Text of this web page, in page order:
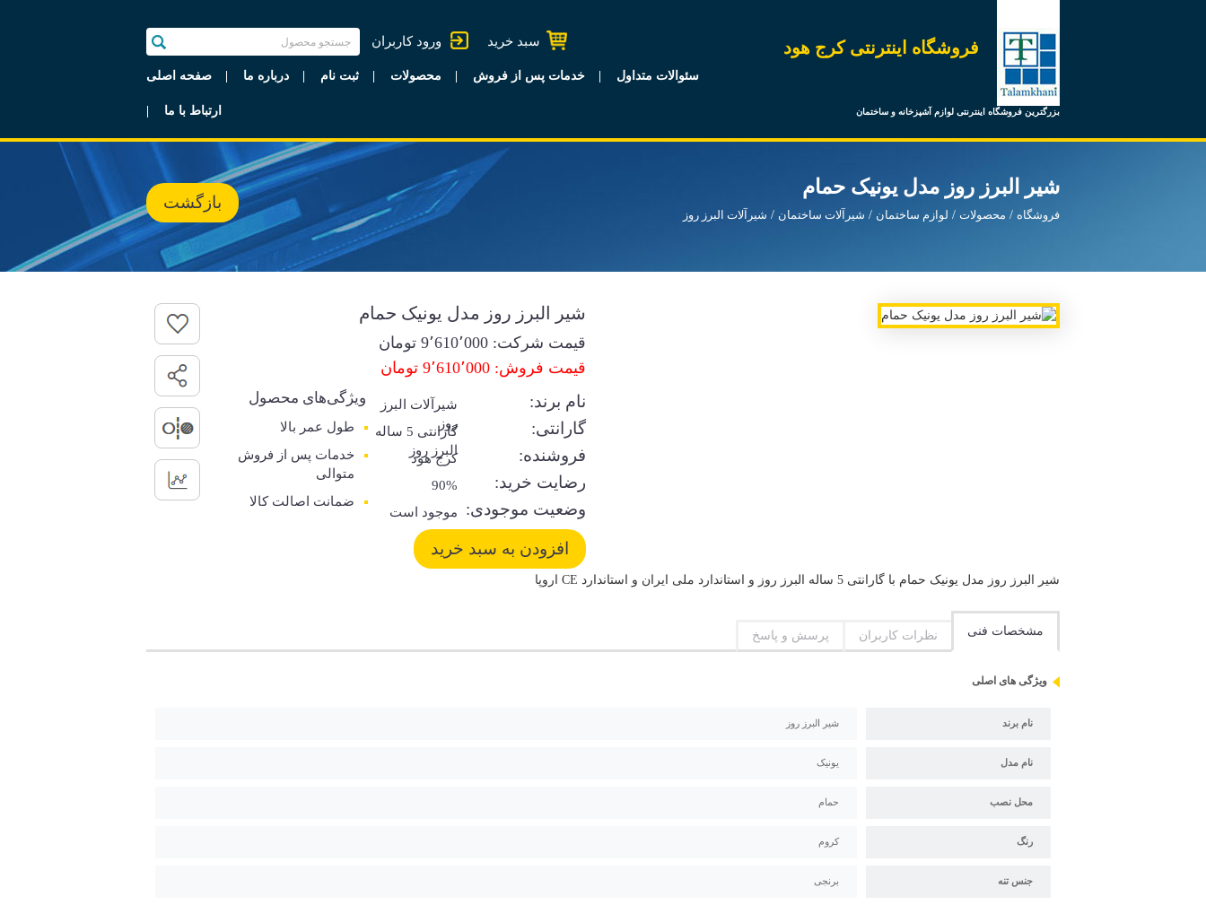
فروشگاه اینترنتی کرج هود
بزرگترین فروشگاه اینترنتی لوازم آشپزخانه و ساختمان
ورود کاربران سبد خرید
صفحه اصلی درباره ما ثبت نام محصولات خدمات پس از فروش سئوالات متداول
ارتباط با ما
شیر البرز روز مدل یونیک حمام
فروشگاه محصولات لوازم ساختمان شیرآلات ساختمان شیرآلات البرز روز
بازگشت
شیر البرز روز مدل یونیک حمام
قیمت شرکت: 9٬610٬000 تومان
قیمت فروش: 9٬610٬000 تومان
نام برند:
شیرآلات البرز
روز
گارانتی:
گارانتی 5 ساله
البرز روز
فروشنده: کرج هود
رضایت خرید: 90%
وضعیت موجودی: موجود است
ویژگی‌های محصول
طول عمر بالا
خدمات پس از فروش
متوالی
ضمانت اصالت کالا
شیر البرز روز مدل یونیک حمام با گارانتی 5 ساله البرز روز و استاندارد ملی ایران و استاندارد CE اروپا
مشخصات فنی نظرات کاربران پرسش و پاسخ
ویژگی های اصلی
نام برند شیر البرز روز
نام مدل یونیک
محل نصب حمام
رنگ کروم
جنس تنه برنجی